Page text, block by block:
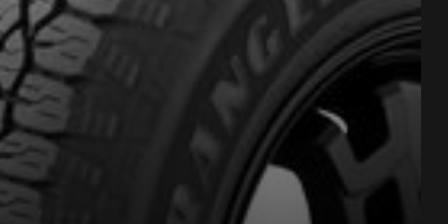
Marque
Style de conduite
VÉHICULE
Fermer
aucun résultat ne convenant parfaitement à votre recherche n'est disponible en ligne
aimerions vous aider à trouver le produit qu'il vous faut. N'hésitez pas à contacter notre
qui se fera un plaisir de rechercher des options pour votre configuration.
une possibilité d'équipement pour votre véhicule, vous devez vérifier l'exactitude de l'information sur votre